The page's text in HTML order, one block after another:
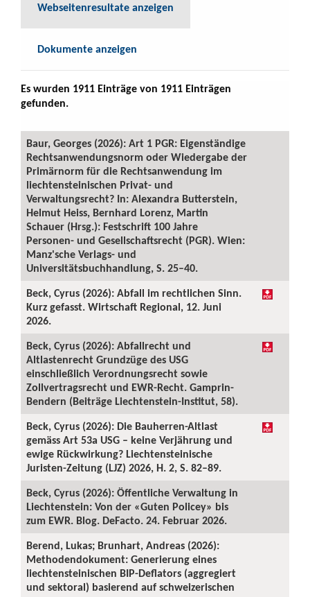
Webseitenresultate anzeigen
Dokumente anzeigen
Es wurden 1911 Einträge von 1911 Einträgen
gefunden.
Baur, Georges (2026): Art 1 PGR: Eigenständige
Rechtsanwendungsnorm oder Wiedergabe der
Primärnorm für die Rechtsanwendung im
liechtensteinischen Privat- und
Verwaltungsrecht? In: Alexandra Butterstein,
Helmut Heiss, Bernhard Lorenz, Martin
Schauer (Hrsg.): Festschrift 100 Jahre
Personen- und Gesellschaftsrecht (PGR). Wien:
Manz'sche Verlags- und
Universitätsbuchhandlung, S. 25–40.
Beck, Cyrus (2026): Abfall im rechtlichen Sinn.
Kurz gefasst. Wirtschaft Regional, 12. Juni
2026.
Beck, Cyrus (2026): Abfallrecht und
Altlastenrecht Grundzüge des USG
einschließlich Verordnungsrecht sowie
Zollvertragsrecht und EWR-Recht. Gamprin-
Bendern (Beiträge Liechtenstein-Institut, 58).
Beck, Cyrus (2026): Die Bauherren-Altlast
gemäss Art 53a USG – keine Verjährung und
ewige Rückwirkung? Liechtensteinische
Juristen-Zeitung (LJZ) 2026, H. 2, S. 82–89.
Beck, Cyrus (2026): Öffentliche Verwaltung in
Liechtenstein: Von der «Guten Policey» bis
zum EWR. Blog. DeFacto. 24. Februar 2026.
Berend, Lukas; Brunhart, Andreas (2026):
Methodendokument: Generierung eines
liechtensteinischen BIP-Deflators (aggregiert
und sektoral) basierend auf schweizerischen